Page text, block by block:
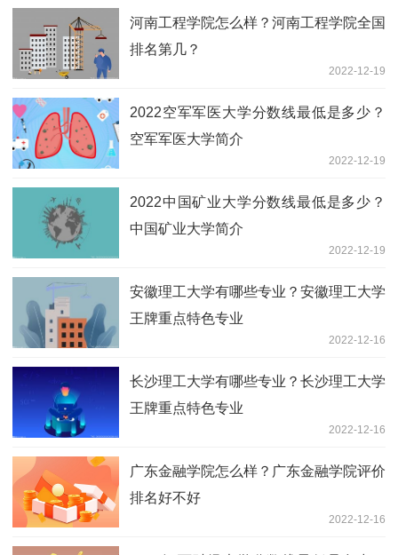
河南工程学院怎么样？河南工程学院全国
排名第几？
2022-12-19
2022空军军医大学分数线最低是多少？
空军军医大学简介
2022-12-19
2022中国矿业大学分数线最低是多少？
中国矿业大学简介
2022-12-19
安徽理工大学有哪些专业？安徽理工大学
王牌重点特色专业
2022-12-16
长沙理工大学有哪些专业？长沙理工大学
王牌重点特色专业
2022-12-16
广东金融学院怎么样？广东金融学院评价
排名好不好
2022-12-16